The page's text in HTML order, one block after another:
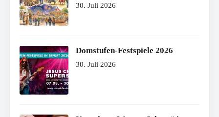
30. Juli 2026
Domstufen-Festspiele 2026
30. Juli 2026